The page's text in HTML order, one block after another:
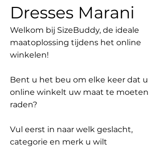
Dresses Marani
Welkom bij SizeBuddy, de ideale
maatoplossing tijdens het online
winkelen!
Bent u het beu om elke keer dat u
online winkelt uw maat te moeten
raden?
Vul eerst in naar welk geslacht,
categorie en merk u wilt